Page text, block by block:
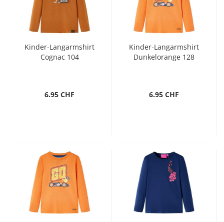
Kinder-Langarmshirt
Cognac 104
6.95 CHF
Kinder-Langarmshirt
Dunkelorange 128
6.95 CHF